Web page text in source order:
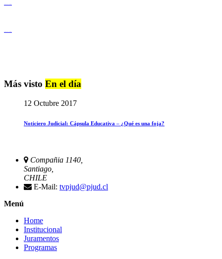
Más visto En el día
12 Octubre 2017
Noticiero Judicial: Cápsula Educativa – ¿Qué es una foja?
Compañia 1140,
Santiago,
CHILE
E-Mail: tvpjud@pjud.cl
Menú
Home
Institucional
Juramentos
Programas